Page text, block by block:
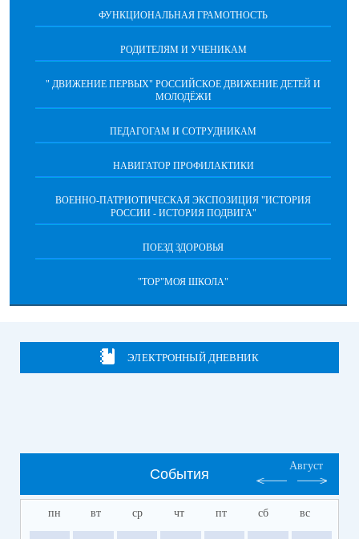
ФУНКЦИОНАЛЬНАЯ ГРАМОТНОСТЬ
РОДИТЕЛЯМ И УЧЕНИКАМ
" ДВИЖЕНИЕ ПЕРВЫХ" РОССИЙСКОЕ ДВИЖЕНИЕ ДЕТЕЙ И
МОЛОДЁЖИ
ПЕДАГОГАМ И СОТРУДНИКАМ
НАВИГАТОР ПРОФИЛАКТИКИ
ВОЕННО-ПАТРИОТИЧЕСКАЯ ЭКСПОЗИЦИЯ "ИСТОРИЯ
РОССИИ - ИСТОРИЯ ПОДВИГА"
ПОЕЗД ЗДОРОВЬЯ
"ТОР"МОЯ ШКОЛА"
ЭЛЕКТРОННЫЙ ДНЕВНИК
События
Август
пн вт ср чт пт сб вс